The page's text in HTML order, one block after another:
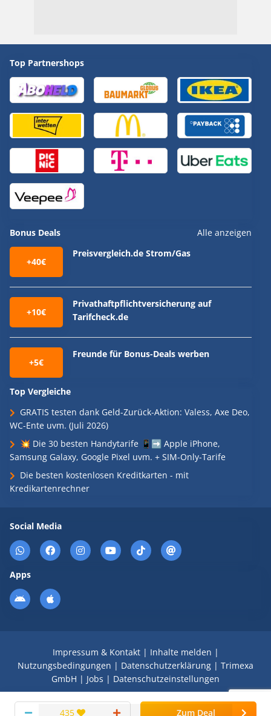
435 Zum Deal
Top Partnershops
Bonus Deals Alle anzeigen
+40€
Preisvergleich.de Strom/Gas
+10€
Privathaftpflichtversicherung auf
Tarifcheck.de
+5€
Freunde für Bonus-Deals werben
Top Vergleiche
GRATIS testen dank Geld-Zurück-Aktion: Valess, Axe Deo,
WC-Ente uvm. (Juli 2026)
💥 Die 30 besten Handytarife 📱➡️ Apple iPhone,
Samsung Galaxy, Google Pixel uvm. + SIM-Only-Tarife
Die besten kostenlosen Kreditkarten - mit
Kredikartenrechner
Social Media
Apps
Impressum & Kontakt| Inhalte melden |
Nutzungsbedingungen | Datenschutzerklärung | Trimexa
GmbH | Jobs | Datenschutzeinstellungen
© 2008 - 2026 Schnäppchen Blog mit Doktortitel -